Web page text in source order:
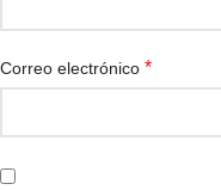
Correo electrónico *